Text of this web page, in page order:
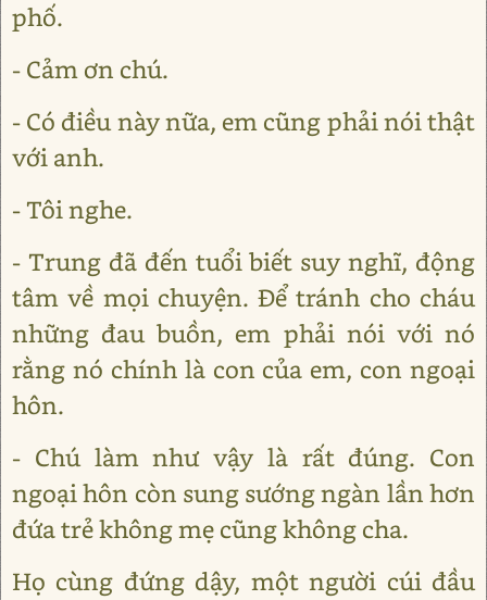
phố.
- Cảm ơn chú.
- Có điều này nữa, em cũng phải nói thật
với anh.
- Tôi nghe.
- Trung đã đến tuổi biết suy nghĩ, động
tâm về mọi chuyện. Để tránh cho cháu
những đau buồn, em phải nói với nó
rằng nó chính là con của em, con ngoại
hôn.
- Chú làm như vậy là rất đúng. Con
ngoại hôn còn sung sướng ngàn lần hơn
đứa trẻ không mẹ cũng không cha.
Họ cùng đứng dậy, một người cúi đầu